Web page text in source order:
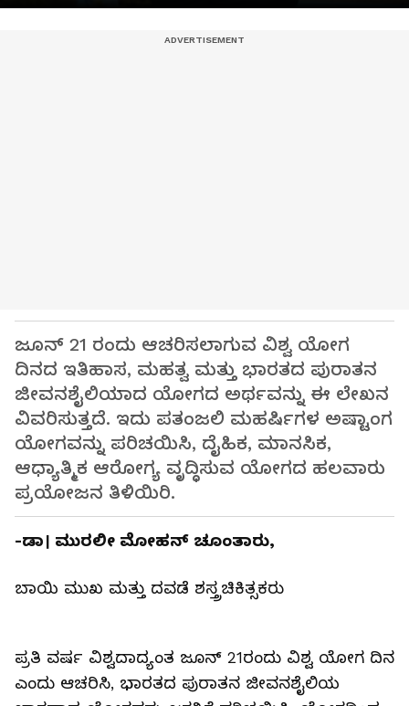
ಜೂನ್ 21 ರಂದು ಆಚರಿಸಲಾಗುವ ವಿಶ್ವ ಯೋಗ
ದಿನದ ಇತಿಹಾಸ, ಮಹತ್ವ ಮತ್ತು ಭಾರತದ ಪುರಾತನ
ಜೀವನಶೈಲಿಯಾದ ಯೋಗದ ಅರ್ಥವನ್ನು ಈ ಲೇಖನ
ವಿವರಿಸುತ್ತದೆ. ಇದು ಪತಂಜಲಿ ಮಹರ್ಷಿಗಳ ಅಷ್ಟಾಂಗ
ಯೋಗವನ್ನು ಪರಿಚಯಿಸಿ, ದೈಹಿಕ, ಮಾನಸಿಕ,
ಆಧ್ಯಾತ್ಮಿಕ ಆರೋಗ್ಯ ವೃದ್ಧಿಸುವ ಯೋಗದ ಹಲವಾರು
ಪ್ರಯೋಜನ ತಿಳಿಯಿರಿ.
-ಡಾ। ಮುರಲೀ ಮೋಹನ್ ಚೂಂತಾರು,
ಬಾಯಿ ಮುಖ ಮತ್ತು ದವಡೆ ಶಸ್ತ್ರಚಿಕಿತ್ಸಕರು
ಪ್ರತಿ ವರ್ಷ ವಿಶ್ವದಾದ್ಯಂತ ಜೂನ್ 21ರಂದು ವಿಶ್ವ ಯೋಗ ದಿನ
ಎಂದು ಆಚರಿಸಿ, ಭಾರತದ ಪುರಾತನ ಜೀವನಶೈಲಿಯ